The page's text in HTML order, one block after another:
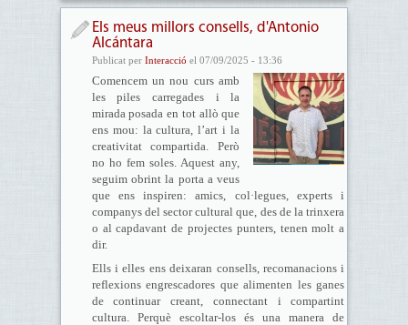
Els meus millors consells, d'Antonio
Alcántara
Publicat per Interacció el 07/09/2025 - 13:36
Comencem un nou curs amb
les piles carregades i la
mirada posada en tot allò que
ens mou: la cultura, l’art i la
creativitat compartida. Però
no ho fem soles. Aquest any,
seguim obrint la porta a veus
que ens inspiren: amics, col·legues, experts i
companys del sector cultural que, des de la trinxera
o al capdavant de projectes punters, tenen molt a
dir.
Ells i elles ens deixaran consells, recomanacions i
reflexions engrescadores que alimenten les ganes
de continuar creant, connectant i compartint
cultura. Perquè escoltar-los és una manera de